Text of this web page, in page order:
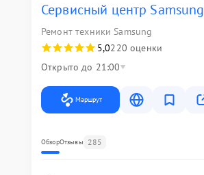
Сервисный центр Samsung
Ремонт техники Samsung
5,0220 оценки
Открыто до 21:00
Маршрут
ОбзорОтзывы 285